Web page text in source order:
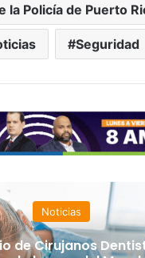
la Policía de Puerto
Seguridad
Noticias
de Cirujanos